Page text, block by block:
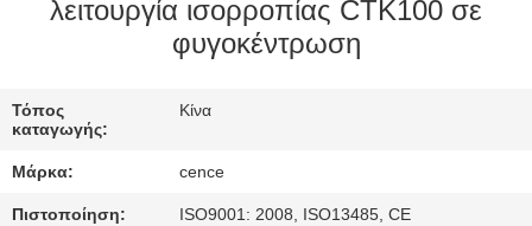
ΈΛΕΓΧΟΣ
ΠΟΙΌΤΗΤΑΣ
ΕΠΙΚΟΙΝΩΝΉΣΤΕ
ΜΑΖΊ
ΜΑΣ
λειτουργία ισορροπίας CTK100 σε
φυγοκέντρωση
Τόπος
καταγωγής:
Κίνα
Μάρκα: cence
Πιστοποίηση: ISO9001: 2008, ISO13485, CE